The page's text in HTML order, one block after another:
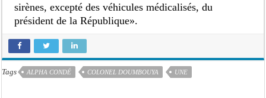
sirènes, excepté des véhicules médicalisés, du
président de la République».
Tags ALPHA CONDÉ COLONEL DOUMBOUYA UNE